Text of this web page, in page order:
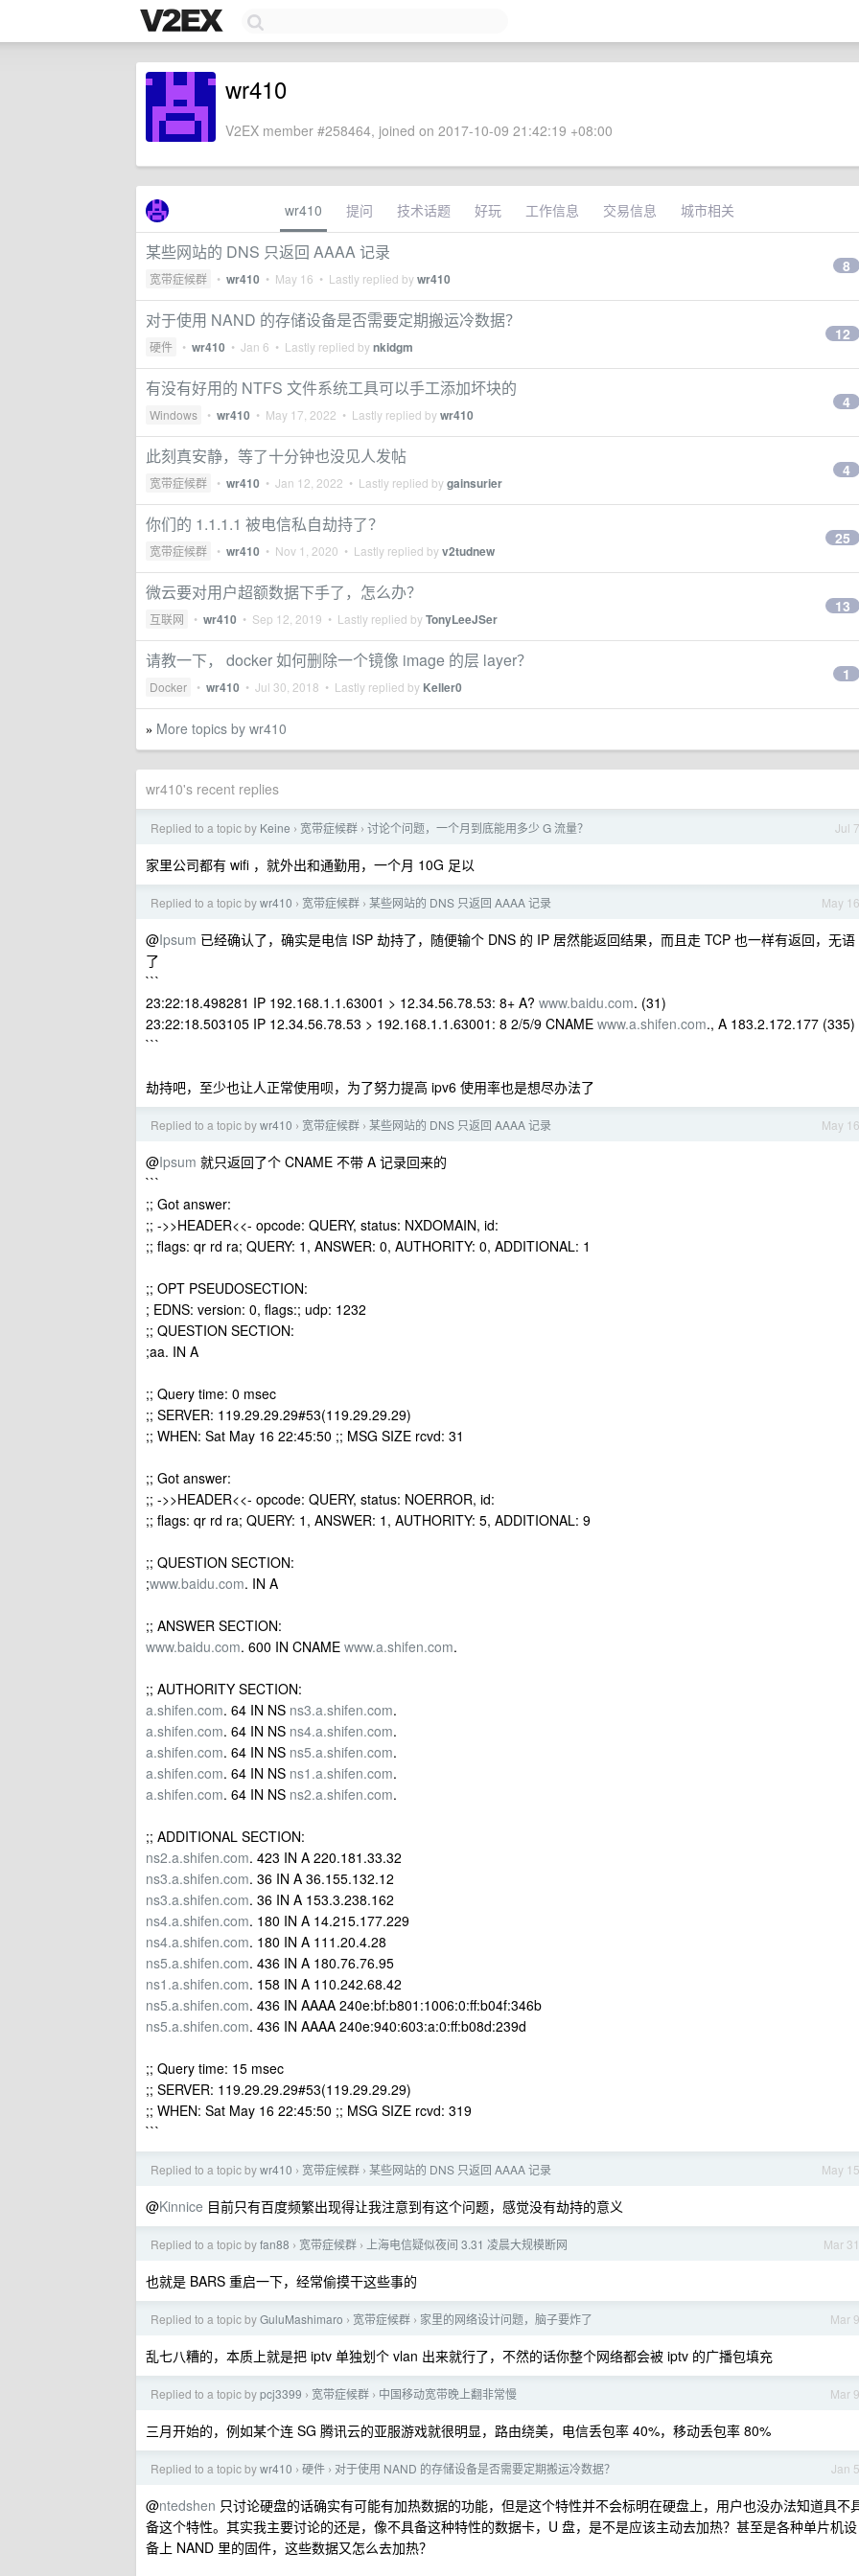
wr410
V2EX member #258464, joined on 2017-10-09 21:42:19 +08:00
wr410 提问 技术话题 好玩 工作信息 交易信息 城市相关
某些网站的 DNS 只返回 AAAA 记录
宽带症候群 • wr410 • May 16 • Lastly replied bywr410
8
对于使用 NAND 的存储设备是否需要定期搬运冷数据？
硬件 • wr410 • Jan 6 • Lastly replied bynkidgm
12
有没有好用的 NTFS 文件系统工具可以手工添加坏块的
Windows • wr410 • May 17, 2022 • Lastly replied bywr410
4
此刻真安静，等了十分钟也没见人发帖
宽带症候群 • wr410 • Jan 12, 2022 • Lastly replied bygainsurier
4
你们的 1.1.1.1 被电信私自劫持了？
宽带症候群 • wr410 • Nov 1, 2020 • Lastly replied byv2tudnew
25
微云要对用户超额数据下手了，怎么办？
互联网 • wr410 • Sep 12, 2019 • Lastly replied byTonyLeeJSer
13
请教一下， docker 如何删除一个镜像 image 的层 layer？
Docker • wr410 • Jul 30, 2018 • Lastly replied by Keller0
1
» More topics by wr410
wr410's recent replies
Jul 7
Replied to a topic by Keine › 宽带症候群 › 讨论个问题，一个月到底能用多少 G 流量？
家里公司都有 wifi ，就外出和通勤用，一个月 10G 足以
May 16
Replied to a topic bywr410 › 宽带症候群 › 某些网站的 DNS 只返回 AAAA 记录
@Ipsum 已经确认了，确实是电信 ISP 劫持了，随便输个 DNS 的 IP 居然能返回结果，而且走 TCP 也一样有返回，无语
了
```
23:22:18.498281 IP 192.168.1.1.63001 > 12.34.56.78.53: 8+ A? www.baidu.com. (31)
23:22:18.503105 IP 12.34.56.78.53 > 192.168.1.1.63001: 8 2/5/9 CNAME www.a.shifen.com., A 183.2.172.177 (335)
```
劫持吧，至少也让人正常使用呗，为了努力提高 ipv6 使用率也是想尽办法了
May 16
Replied to a topic bywr410 › 宽带症候群 › 某些网站的 DNS 只返回 AAAA 记录
@Ipsum 就只返回了个 CNAME 不带 A 记录回来的
```
;; Got answer:
;; ->>HEADER<<- opcode: QUERY, status: NXDOMAIN, id:
;; flags: qr rd ra; QUERY: 1, ANSWER: 0, AUTHORITY: 0, ADDITIONAL: 1
;; OPT PSEUDOSECTION:
; EDNS: version: 0, flags:; udp: 1232
;; QUESTION SECTION:
;aa. IN A
;; Query time: 0 msec
;; SERVER: 119.29.29.29#53(119.29.29.29)
;; WHEN: Sat May 16 22:45:50 ;; MSG SIZE rcvd: 31
;; Got answer:
;; ->>HEADER<<- opcode: QUERY, status: NOERROR, id:
;; flags: qr rd ra; QUERY: 1, ANSWER: 1, AUTHORITY: 5, ADDITIONAL: 9
;; QUESTION SECTION:
;www.baidu.com. IN A
;; ANSWER SECTION:
www.baidu.com. 600 IN CNAME www.a.shifen.com.
;; AUTHORITY SECTION:
a.shifen.com. 64 IN NS ns3.a.shifen.com.
a.shifen.com. 64 IN NS ns4.a.shifen.com.
a.shifen.com. 64 IN NS ns5.a.shifen.com.
a.shifen.com. 64 IN NS ns1.a.shifen.com.
a.shifen.com. 64 IN NS ns2.a.shifen.com.
;; ADDITIONAL SECTION:
ns2.a.shifen.com. 423 IN A 220.181.33.32
ns3.a.shifen.com. 36 IN A 36.155.132.12
ns3.a.shifen.com. 36 IN A 153.3.238.162
ns4.a.shifen.com. 180 IN A 14.215.177.229
ns4.a.shifen.com. 180 IN A 111.20.4.28
ns5.a.shifen.com. 436 IN A 180.76.76.95
ns1.a.shifen.com. 158 IN A 110.242.68.42
ns5.a.shifen.com. 436 IN AAAA 240e:bf:b801:1006:0:ff:b04f:346b
ns5.a.shifen.com. 436 IN AAAA 240e:940:603:a:0:ff:b08d:239d
;; Query time: 15 msec
;; SERVER: 119.29.29.29#53(119.29.29.29)
;; WHEN: Sat May 16 22:45:50 ;; MSG SIZE rcvd: 319
```
May 15
Replied to a topic bywr410 › 宽带症候群 › 某些网站的 DNS 只返回 AAAA 记录
@Kinnice 目前只有百度频繁出现得让我注意到有这个问题，感觉没有劫持的意义
Mar 31
Replied to a topic byfan88 › 宽带症候群 › 上海电信疑似夜间 3.31 凌晨大规模断网
也就是 BARS 重启一下，经常偷摸干这些事的
Mar 9
Replied to a topic byGuluMashimaro › 宽带症候群 › 家里的网络设计问题，脑子要炸了
乱七八糟的，本质上就是把 iptv 单独划个 vlan 出来就行了，不然的话你整个网络都会被 iptv 的广播包填充
Mar 9
Replied to a topic bypcj3399 › 宽带症候群 › 中国移动宽带晚上翻非常慢
三月开始的，例如某个连 SG 腾讯云的亚服游戏就很明显，路由绕美，电信丢包率 40%，移动丢包率 80%
Jan 5
Replied to a topic bywr410 › 硬件 › 对于使用 NAND 的存储设备是否需要定期搬运冷数据？
@ntedshen 只讨论硬盘的话确实有可能有加热数据的功能，但是这个特性并不会标明在硬盘上，用户也没办法知道具不
备这个特性。其实我主要讨论的还是，像不具备这种特性的数据卡，U 盘，是不是应该主动去加热？甚至是各种单片机设
备上 NAND 里的固件，这些数据又怎么去加热？